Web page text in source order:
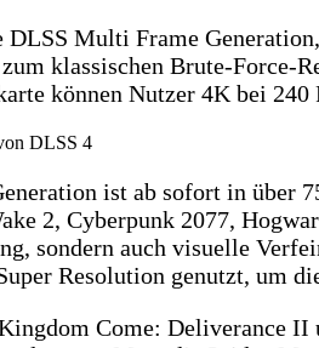
DLSS Multi Frame
klassischen Brute-Force-
können Nutzer 4K bei
DLSS 4
ist ab sofort in über
2, Cyberpunk 2077,
sondern auch visuelle
Resolution genutzt, um
Come: Deliverance